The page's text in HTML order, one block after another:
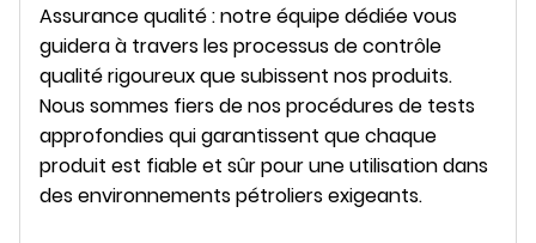
Assurance qualité : notre équipe dédiée vous
guidera à travers les processus de contrôle
qualité rigoureux que subissent nos produits.
Nous sommes fiers de nos procédures de tests
approfondies qui garantissent que chaque
produit est fiable et sûr pour une utilisation dans
des environnements pétroliers exigeants.